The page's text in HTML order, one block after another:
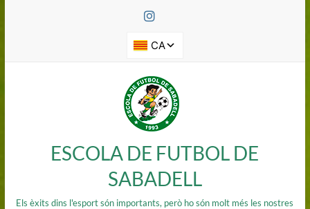
ESCOLA DE FUTBOL DE
SABADELL
Els èxits dins l'esport són importants, però ho són molt més les nostres